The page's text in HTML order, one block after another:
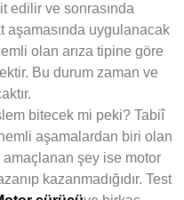
edilir ve sonrasında
aşamasında uygulanacak
olan arıza tipine göre
Bu durum zaman ve
bitecek mi peki? Tabiî
aşamalardan biri olan
amaçlanan şey ise motor
kazanmadığıdır. Test